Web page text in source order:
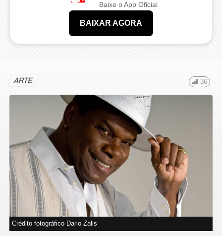
Baixe o App Oficial
BAIXAR AGORA
ARTE 36
Crédito fotográfico Dario Zalis